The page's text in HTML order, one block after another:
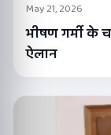
May 21, 2026
भीषण गर्मी के
ऐलान